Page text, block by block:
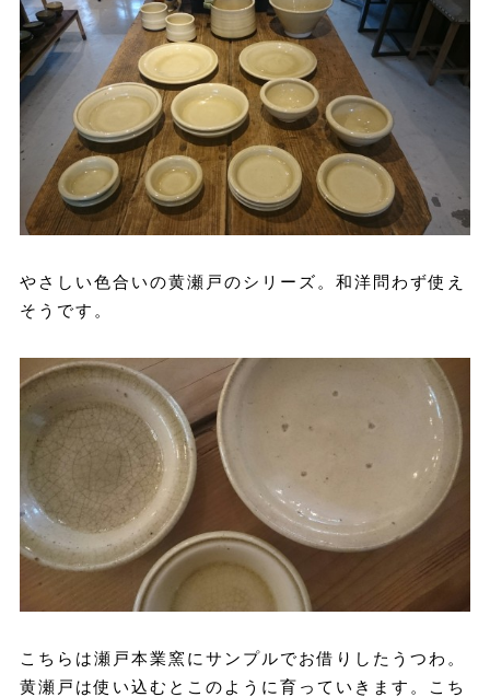
やさしい色合いの黄瀬戸のシリーズ。和洋問わず使え
そうです。
こちらは瀬戸本業窯にサンプルでお借りしたうつわ。
黄瀬戸は使い込むとこのように育っていきます。こち